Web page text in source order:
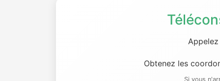
Obtenez les
Si vous